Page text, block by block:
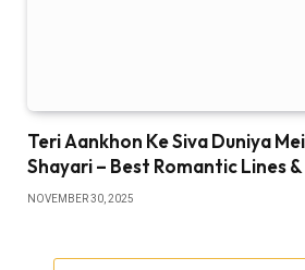
Teri Aankhon Ke Siva Duniya
Shayari – Best Romantic Lines
NOVEMBER 30, 2025